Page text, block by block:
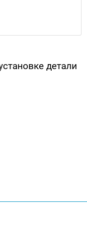
детали